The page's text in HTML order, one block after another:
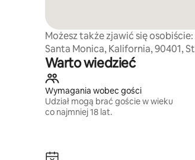
Możesz także zjawić się osobiście:
Santa Monica, Kalifornia, 90401,
Warto wiedzieć
Wymagania wobec gości
Udział mogą brać goście w wieku
co najmniej 18 lat.